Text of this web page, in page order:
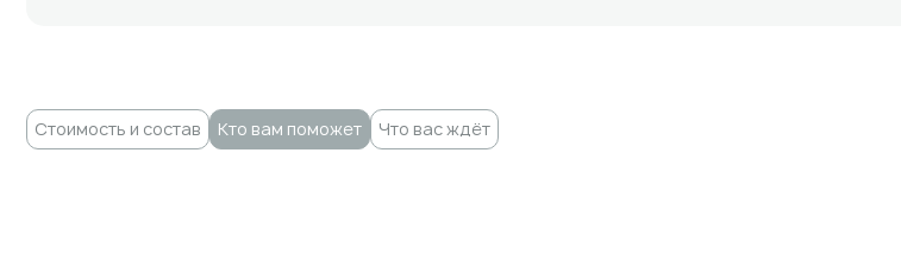
Стоимость и состав Кто вам поможет Что вас ждёт